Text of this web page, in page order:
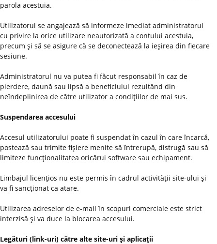
parola acestuia.
Utilizatorul se angajează să informeze imediat administratorul
cu privire la orice utilizare neautorizată a contului acestuia,
precum şi să se asigure că se deconectează la ieşirea din fiecare
sesiune.
Administratorul nu va putea fi făcut responsabil în caz de
pierdere, daună sau lipsă a beneficiului rezultând din
neîndeplinirea de către utilizator a condiţiilor de mai sus.
Suspendarea accesului
Accesul utilizatorului poate fi suspendat în cazul în care încarcă,
postează sau trimite fişiere menite să întrerupă, distrugă sau să
limiteze funcţionalitatea oricărui software sau echipament.
Limbajul licenţios nu este permis în cadrul activităţii site-ului şi
va fi sancţionat ca atare.
Utilizarea adreselor de e-mail în scopuri comerciale este strict
interzisă şi va duce la blocarea accesului.
Legături (link-uri) către alte site-uri şi aplicaţii